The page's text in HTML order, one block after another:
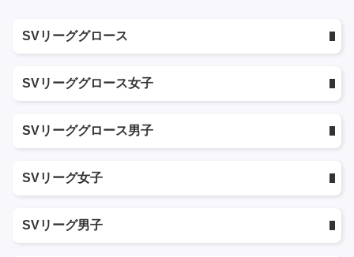
SVリーググロース
SVリーググロース女子
SVリーググロース男子
SVリーグ女子
SVリーグ男子